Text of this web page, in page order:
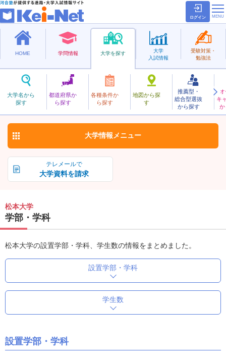
ログイン
HOME 学問情報 大学を探す
大学名から
探す
都道府県か
ら探す
各種条件か
ら探す
地図から探
す
推薦型・
総合型選抜
から探す
キ
か
大学
入試情報
受験対策・
勉強法
私立
まつもと
松本大学 お気に入り
テレメールで
大学資料を請求
大学情報 メニュー
松本大学
学部・学科
松本大学の設置学部・学科、学生数の情報をまとめました。
設置学部・学科
学生数
設置学部・学科